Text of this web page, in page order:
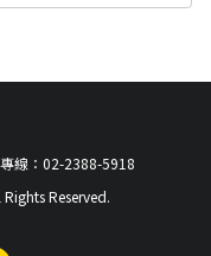
線：02-2388-5918
Reserved.